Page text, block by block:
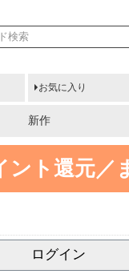
お気に入り
新作
ント還元／
ログイン